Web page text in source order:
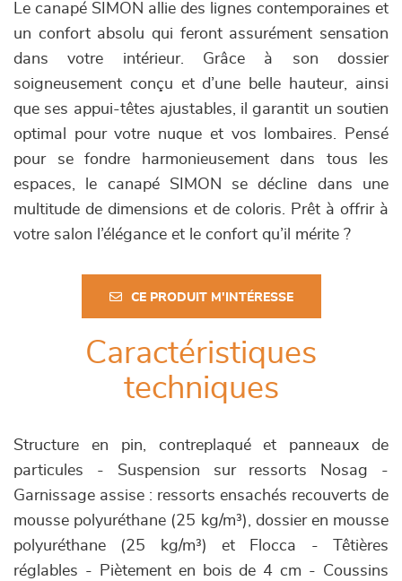
Le canapé SIMON allie des lignes contemporaines et
un confort absolu qui feront assurément sensation
dans votre intérieur. Grâce à son dossier
soigneusement conçu et d’une belle hauteur, ainsi
que ses appui-têtes ajustables, il garantit un soutien
optimal pour votre nuque et vos lombaires. Pensé
pour se fondre harmonieusement dans tous les
espaces, le canapé SIMON se décline dans une
multitude de dimensions et de coloris. Prêt à offrir à
votre salon l’élégance et le confort qu’il mérite ?
CE PRODUIT M'INTÉRESSE
Caractéristiques
techniques
Structure en pin, contreplaqué et panneaux de
particules - Suspension sur ressorts Nosag -
Garnissage assise : ressorts ensachés recouverts de
mousse polyuréthane (25 kg/m³), dossier en mousse
polyuréthane (25 kg/m³) et Flocca - Têtières
réglables - Piètement en bois de 4 cm - Coussins